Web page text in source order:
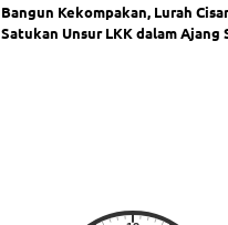
Bangun Kekompakan, Lurah
Satukan Unsur LKK dalam Ajang